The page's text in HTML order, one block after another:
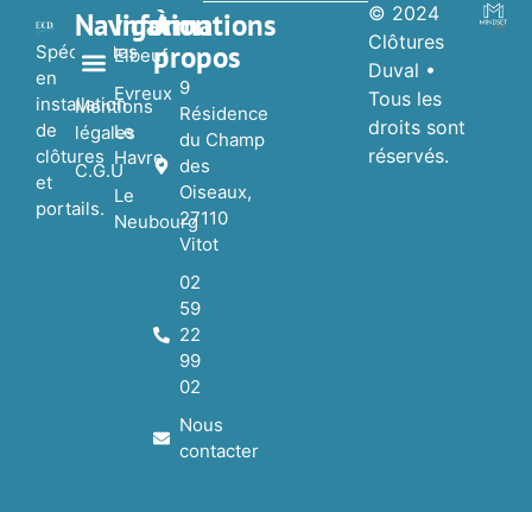
Spécialistes
en
installation
de
clôtures
et
portails.
Navigation
Mentions
légales
C.G.U
Informations
Elbeuf
Evreux
Le
Havre
Le
Neubourg
À
propos
9
Résidence
du Champ
des
Oiseaux,
27110
Vitot
02
59
22
99
02
Nous
contacter
© 2024
Clôtures
Duval •
Tous les
droits sont
réservés.